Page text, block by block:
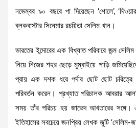
নভেম্বর ৯০ বছরে পা দিয়েছেন ‘শোলে’,
ব্লকবাস্টার সিনেমার রচয়িতা সেলিম খান।
ভারতের ইন্দোরের এক বিখ্যাত পরিবারে জন্ম
নিয়ে নিজের শহর ছেড়ে মুম্বাইয়ে পাড়ি
প্রায় এক দশক ধরে পর্দার ছোট ছোট চরিত্রে
পরিবর্তন করেন। প্রখ্যাত পরিচালক আবরার
সময় তাঁর পরিচয় হয় জাভেদ আখতারের সঙ্গে।
ইতিহাসের সবচেয়ে জনপ্রিয় লেখক জুটি ‘সেলিম-